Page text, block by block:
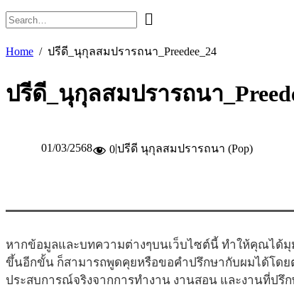
Home ปรีดี_นุกุลสมปรารถนา_Preedee_24
ปรีดี_นุกุลสมปรารถนา
01/03/2568 0|ปรีดี นุกุลสมปรารถนา (Pop)
หากข้อมูลและบทความต่างๆบนเว็บไซต์นี้ ทำให้คุณได้มุ
ขึ้นอีกขั้น ก็สามารถพูดคุยหรือขอคำปรึกษากับผมได้โดย
ประสบการณ์จริงจากการทำงาน งานสอน และงานที่ปรึ